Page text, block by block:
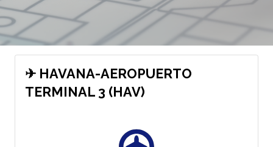
✈ HAVANA-AEROPUERTO
TERMINAL 3 (HAV)